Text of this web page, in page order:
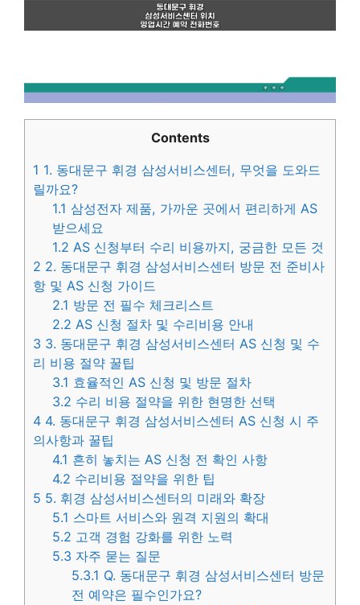
Contents
1 1. 동대문구 휘경 삼성서비스센터, 무엇을 도와드
릴까요?
1.1 삼성전자 제품, 가까운 곳에서 편리하게 AS
받으세요
1.2 AS 신청부터 수리 비용까지, 궁금한 모든 것
2 2. 동대문구 휘경 삼성서비스센터 방문 전 준비사
항 및 AS 신청 가이드
2.1 방문 전 필수 체크리스트
2.2 AS 신청 절차 및 수리비용 안내
3 3. 동대문구 휘경 삼성서비스센터 AS 신청 및 수
리 비용 절약 꿀팁
3.1 효율적인 AS 신청 및 방문 절차
3.2 수리 비용 절약을 위한 현명한 선택
4 4. 동대문구 휘경 삼성서비스센터 AS 신청 시 주
의사항과 꿀팁
4.1 흔히 놓치는 AS 신청 전 확인 사항
4.2 수리비용 절약을 위한 팁
5 5. 휘경 삼성서비스센터의 미래와 확장
5.1 스마트 서비스와 원격 지원의 확대
5.2 고객 경험 강화를 위한 노력
5.3 자주 묻는 질문
5.3.1 Q. 동대문구 휘경 삼성서비스센터 방문
전 예약은 필수인가요?